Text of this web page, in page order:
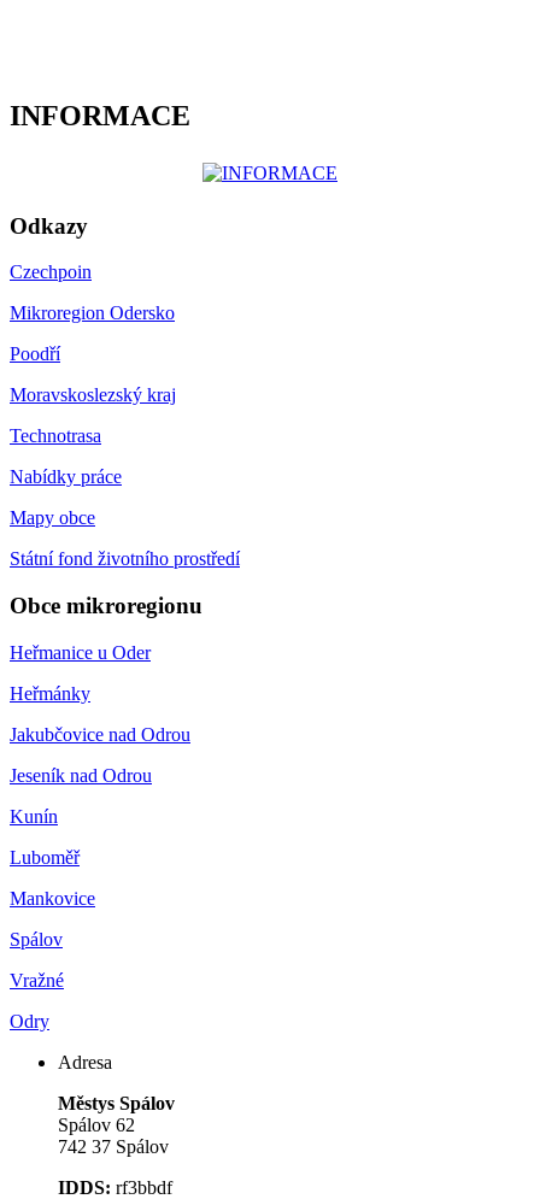
INFORMACE
Odkazy
Czechpoin
Mikroregion Odersko
Poodří
Moravskoslezský kraj
Technotrasa
Nabídky práce
Mapy obce
Státní fond životního prostředí
Obce mikroregionu
Heřmanice u Oder
Heřmánky
Jakubčovice nad Odrou
Jeseník nad Odrou
Kunín
Luboměř
Mankovice
Spálov
Vražné
Odry
Adresa
Městys Spálov
Spálov 62
742 37 Spálov
IDDS: rf3bbdf